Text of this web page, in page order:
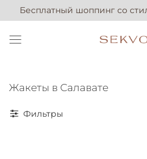
Бесплатный шоппинг со
Жакеты в Салавате
Фильтры